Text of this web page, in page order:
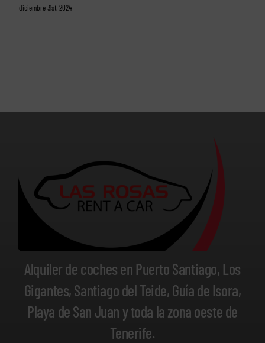
diciembre 31st, 2024
Alquiler de coches en Puerto Santiago, Los
Gigantes, Santiago del Teide, Guía de Isora,
Playa de San Juan y toda la zona oeste de
Tenerife.